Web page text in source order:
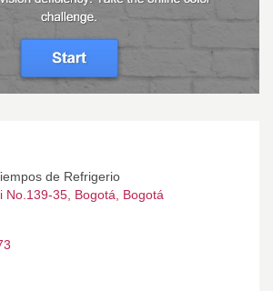
de Refrigerio
No.139-35, Bogotá, Bogotá